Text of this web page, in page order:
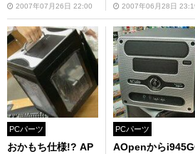
2007年07月26日 22:00 2007年06月28日
PCパーツ
おかもち仕様!? AP
PCパーツ
AOpenから